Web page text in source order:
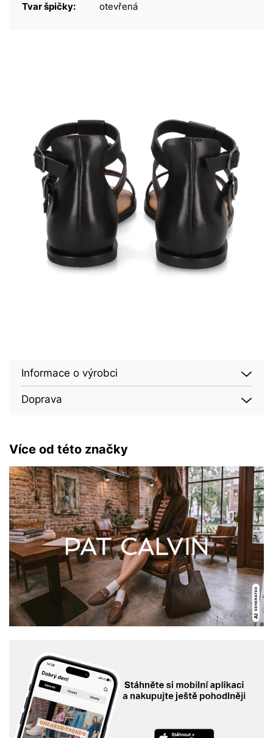
Tvar špičky: otevřená
Informace o výrobci
Doprava
Více od této značky